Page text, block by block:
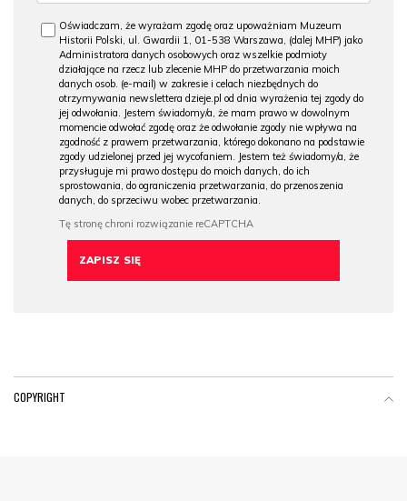
Oświadczam, że wyrażam zgodę oraz upoważniam Muzeum
Historii Polski, ul. Gwardii 1, 01-538 Warszawa, (dalej MHP) jako
Administratora danych osobowych oraz wszelkie podmioty
działające na rzecz lub zlecenie MHP do przetwarzania moich
danych osob. (e-mail) w zakresie i celach niezbędnych do
otrzymywania newslettera dzieje.pl od dnia wyrażenia tej zgody do
jej odwołania. Jestem świadomy/a, że mam prawo w dowolnym
momencie odwołać zgodę oraz że odwołanie zgody nie wpływa na
zgodność z prawem przetwarzania, którego dokonano na podstawie
zgody udzielonej przed jej wycofaniem. Jestem też świadomy/a, że
przysługuje mi prawo dostępu do moich danych, do ich
sprostowania, do ograniczenia przetwarzania, do przenoszenia
danych, do sprzeciwu wobec przetwarzania.
COPYRIGHT